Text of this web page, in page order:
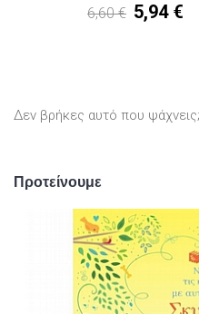
6,60 € 5,94 €
Δεν βρήκες αυτό που
Προτείνουμε